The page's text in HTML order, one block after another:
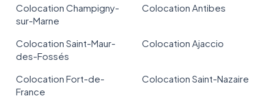
Colocation Champigny-
sur-Marne
Colocation Antibes
Colocation Saint-Maur-
des-Fossés
Colocation Ajaccio
Colocation Fort-de-
France
Colocation Saint-Nazaire